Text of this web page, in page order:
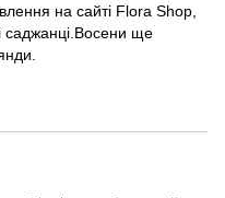
на сайті Flora Shop,
саджанці.Восени ще